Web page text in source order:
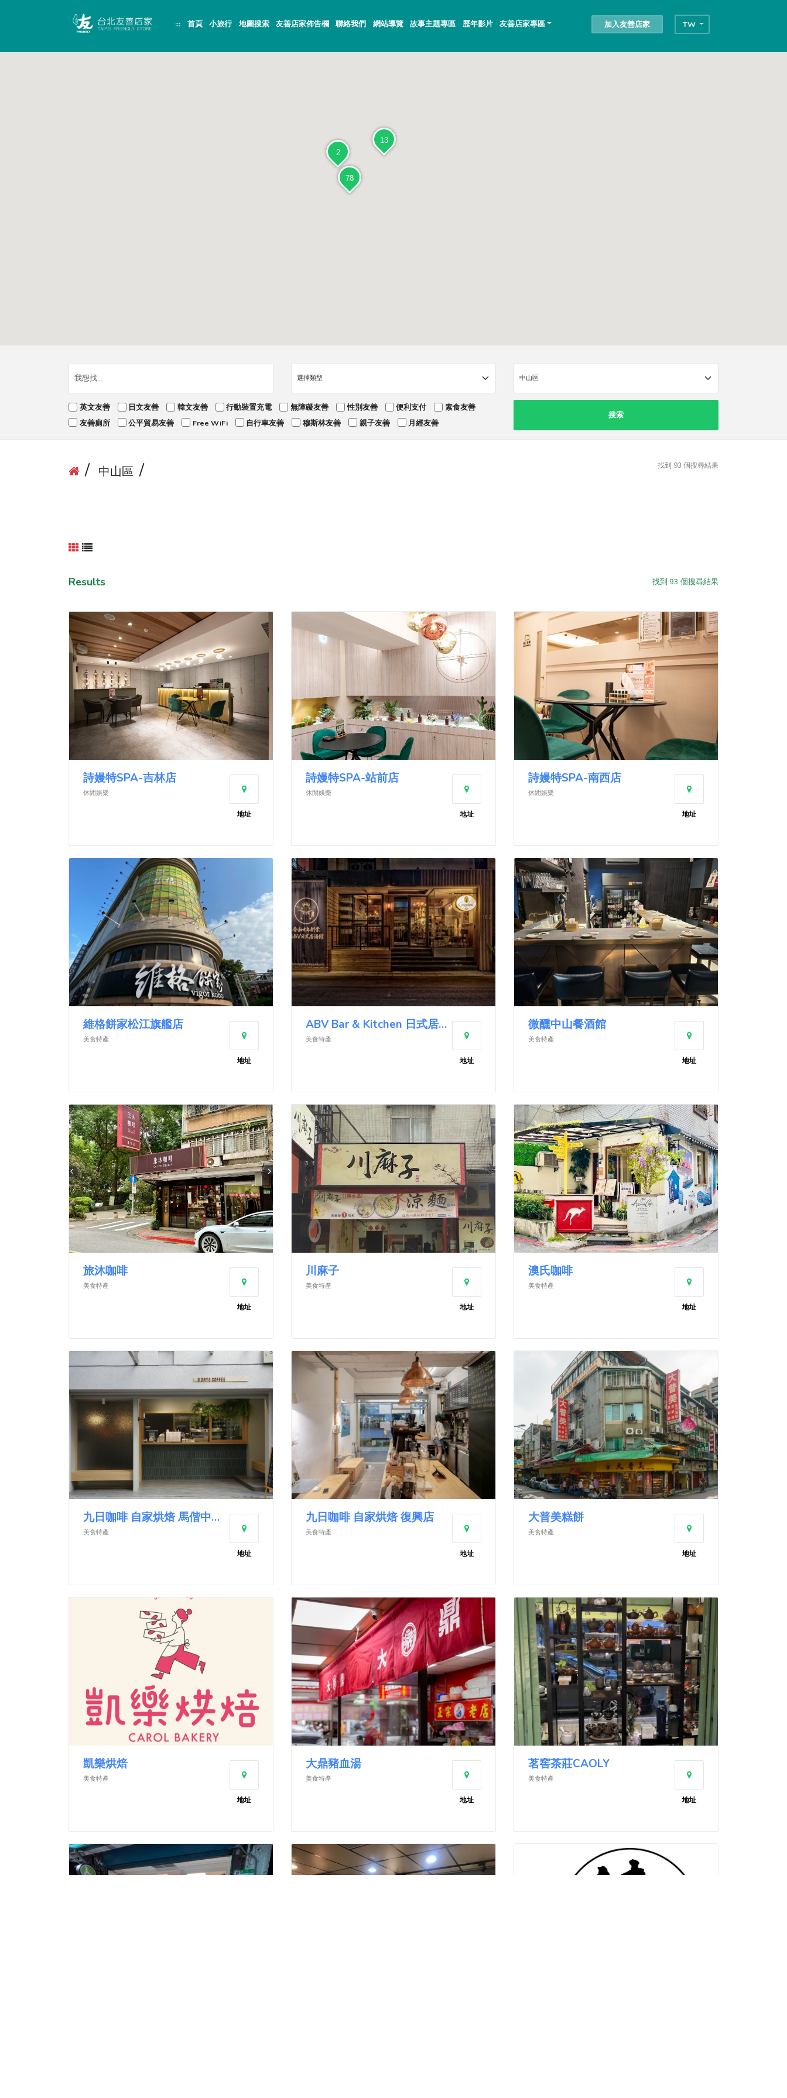
容
::: 首頁 小旅行 地圖搜索 友善店家佈告欄 聯絡我們 網站導覽 故事主題專區 歷年影片 友善店家專區 加入友善店家 TW
78
13
2
英文友善 日文友善 韓文友善 行動裝置充電 無障礙友善 性別友善 便利支付
素食友善
友善廁所
公平貿易友善 Free WiFi 自行車友善 穆斯林友善 親子友善 月經友善
搜索
中山區 找到 93 個搜尋結果
Results 找到 93 個搜尋結果
詩嫚特SPA-吉林店
休閒娛樂
地址
詩嫚特SPA-站前店
休閒娛樂
地址
詩嫚特SPA-南西店
休閒娛樂
地址
維格餅家松江旗艦店
美食特產
地址
ABV Bar & Kitchen 日式居酒館
美食特產
地址
微醺中山餐酒館
美食特產
地址
旅沐咖啡
美食特產
地址
川麻子
美食特產
地址
澳氏咖啡
美食特產
地址
九日咖啡 自家烘焙 馬偕中山店
美食特產
地址
九日咖啡 自家烘焙 復興店
美食特產
地址
大普美糕餅
美食特產
地址
凱樂烘焙
美食特產
地址
大鼎豬血湯
美食特產
地址
茗窖茶莊CAOLY
美食特產
地址